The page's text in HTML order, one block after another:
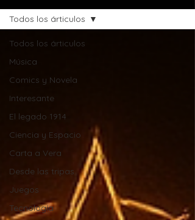
Todos los árticulos
Música
Comics y Novela
Interesante
El legado 1914
Ciencia y Espacio
Carta a Vera
Desde las tripas
Juegos
Tecnología
Todos los árticulos